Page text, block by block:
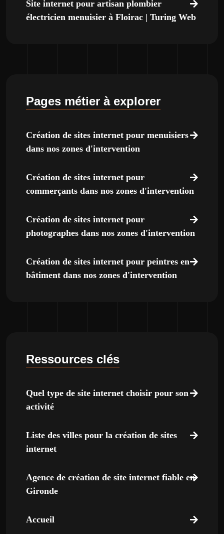
Site internet pour artisan plombier
électricien menuisier à Floirac | Turing Web
Pages métier à explorer
Création de sites internet pour menuisiers
dans nos zones d'intervention
Création de sites internet pour
commerçants dans nos zones d'intervention
Création de sites internet pour
photographes dans nos zones d'intervention
Création de sites internet pour peintres en
bâtiment dans nos zones d'intervention
Ressources clés
Quel type de site internet choisir pour son
activité
Liste des villes pour la création de sites
internet
Agence de création de site internet fiable en
Gironde
Accueil